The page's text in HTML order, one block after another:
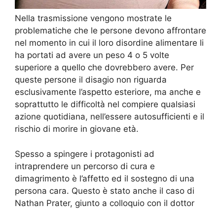
Nella trasmissione vengono mostrate le
problematiche che le persone devono affrontare
nel momento in cui il loro disordine alimentare li
ha portati ad avere un peso 4 o 5 volte
superiore a quello che dovrebbero avere. Per
queste persone il disagio non riguarda
esclusivamente l’aspetto esteriore, ma anche e
soprattutto le difficoltà nel compiere qualsiasi
azione quotidiana, nell’essere autosufficienti e il
rischio di morire in giovane età.
Spesso a spingere i protagonisti ad
intraprendere un percorso di cura e
dimagrimento è l’affetto ed il sostegno di una
persona cara. Questo è stato anche il caso di
Nathan Prater, giunto a colloquio con il dottor